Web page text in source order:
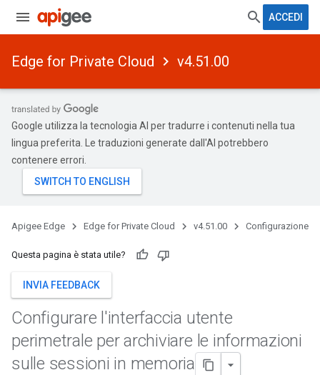
ACCEDI
Edge for Private Cloud v4.51.00
Google utilizza la tecnologia AI per tradurre i contenuti nella tua
lingua preferita. Le traduzioni generate dall'AI potrebbero
contenere errori.
Apigee Edge Edge for Private Cloud v4.51.00 Configurazione
Questa pagina è stata utile?
INVIA FEEDBACK
Configurare l'interfaccia utente
perimetrale per archiviare le informazioni
sulle sessioni in memoria